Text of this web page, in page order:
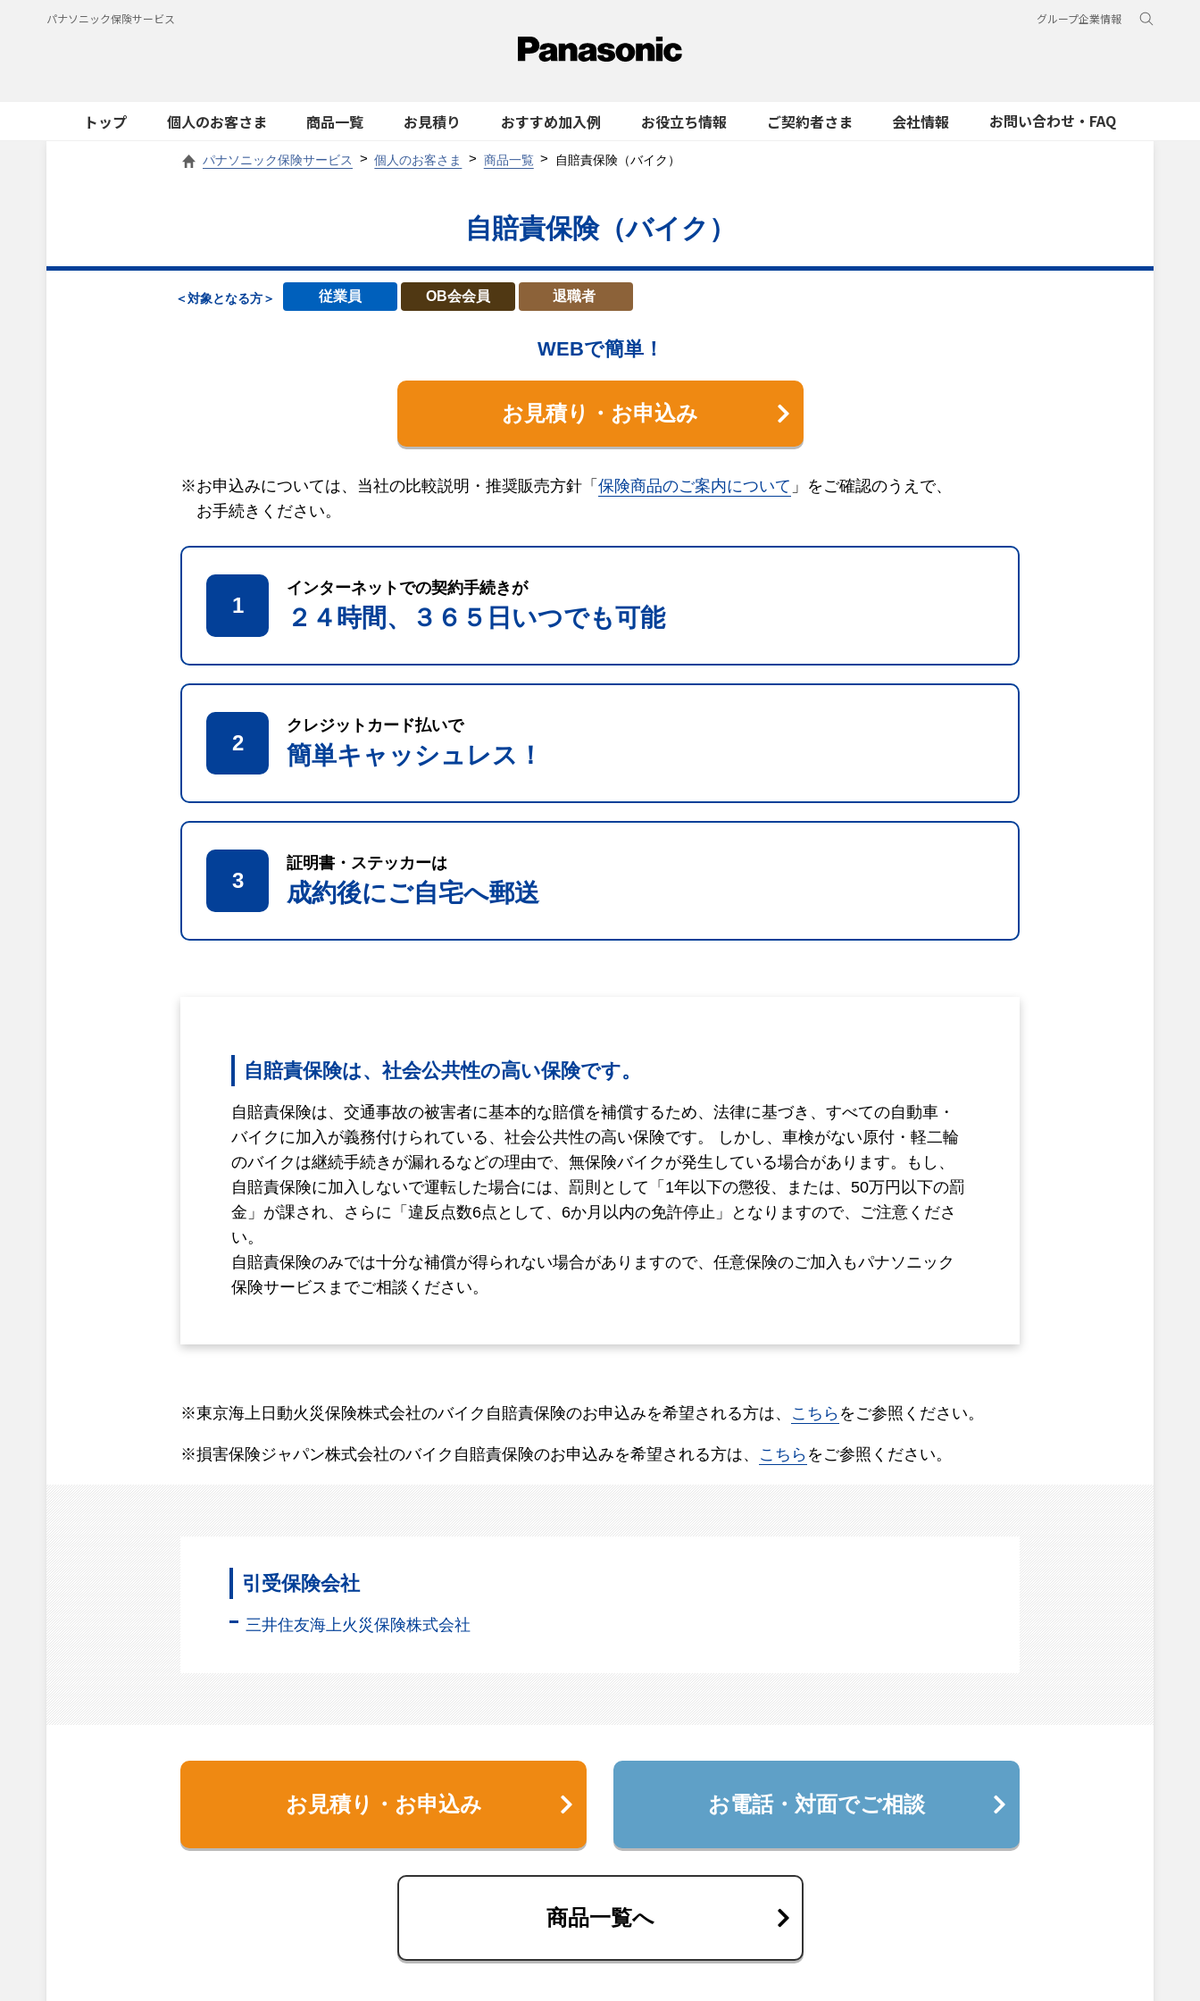
パナソニック保険サービス グループ企業情報
トップ 個人のお客さま 商品一覧 お見積り おすすめ加入例 お役立ち情報 ご契約者さま 会社情報 お問い合わせ・FAQ
パナソニック保険サービス 個人のお客さま 商品一覧 自賠責保険（バイク）
自賠責保険（バイク）
＜対象となる方＞ 従業員 OB会会員 退職者
WEBで簡単！
お見積り・お申込み
※お申込みについては、当社の比較説明・推奨販売方針「 保険商品のご案内について 」をご確認のうえで、
お手続きください。
1
インターネットでの契約手続きが
２４時間、３６５日いつでも可能
2
クレジットカード払いで
簡単キャッシュレス！
3
証明書・ステッカーは
成約後にご自宅へ郵送
自賠責保険は、社会公共性の高い保険です。
自賠責保険は、交通事故の被害者に基本的な賠償を補償するため、法律に基づき、すべての自動車・
バイクに加入が義務付けられている、社会公共性の高い保険です。 しかし、車検がない原付・軽二輪
のバイクは継続手続きが漏れるなどの理由で、無保険バイクが発生している場合があります。もし、
自賠責保険に加入しないで運転した場合には、罰則として「1年以下の懲役、または、50万円以下の罰
金」が課され、さらに「違反点数6点として、6か月以内の免許停止」となりますので、ご注意くださ
い。
自賠責保険のみでは十分な補償が得られない場合がありますので、任意保険のご加入もパナソニック
保険サービスまでご相談ください。
※東京海上日動火災保険株式会社のバイク自賠責保険のお申込みを希望される方は、 こちら をご参照ください。
※損害保険ジャパン株式会社のバイク自賠責保険のお申込みを希望される方は、 こちら をご参照ください。
引受保険会社
三井住友海上火災保険株式会社
お見積り・お申込み お電話・対面でご相談
商品一覧へ